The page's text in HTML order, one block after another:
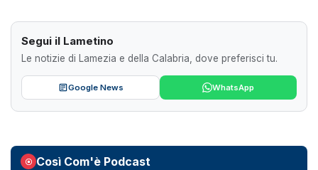
Segui il Lametino
Le notizie di Lamezia e della Calabria, dove preferisci tu.
Google News WhatsApp
Così Com'è Podcast